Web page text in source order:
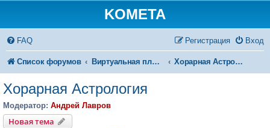
KOMETA
FAQ Вход
Регистрация
Список форумов Виртуальная площадка КОМЕТЫ Хорарная Астрология
Хорарная Астрология
Модератор: Андрей Лавров
Новая тема